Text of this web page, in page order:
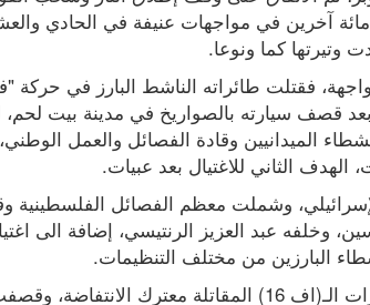
وتيرتها كما ونوعا.
الثاني للاغتيال بعد عبيات.
البارزين من مختلف التنظيمات.